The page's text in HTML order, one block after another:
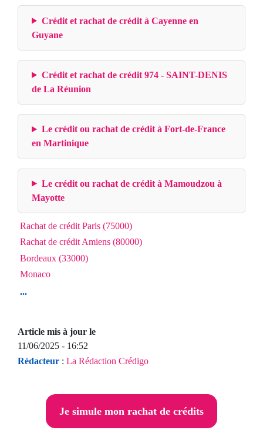
Crédit et rachat de crédit à Cayenne en
Guyane
Crédit et rachat de crédit 974 - SAINT-DENIS
de La Réunion
Le crédit ou rachat de crédit à Fort-de-France
en Martinique
Le crédit ou rachat de crédit à Mamoudzou à
Mayotte
Rachat de crédit Paris (75000)
Rachat de crédit Amiens (80000)
Bordeaux (33000)
Monaco
...
Article mis à jour le
11/06/2025 - 16:52
Rédacteur : La Rédaction Crédigo
Je simule mon rachat de crédits